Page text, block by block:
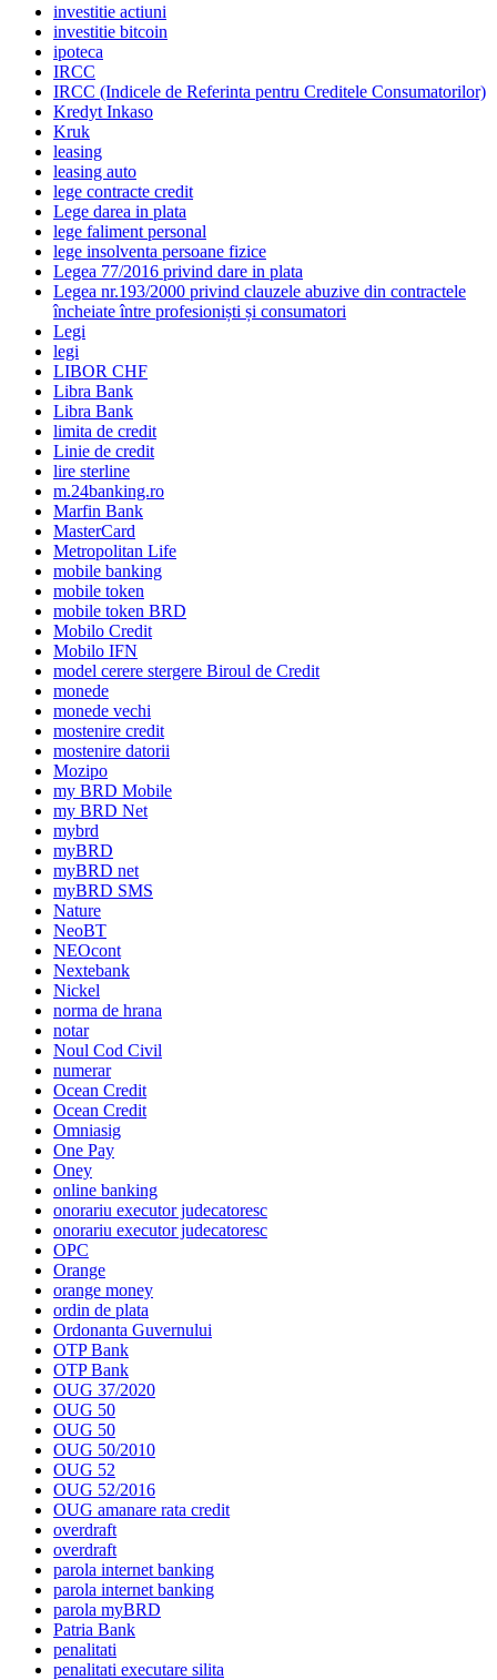
investitie actiuni
investitie bitcoin
ipoteca
IRCC
IRCC (Indicele de Referinta pentru Creditele Consumatorilor)
Kredyt Inkaso
Kruk
leasing
leasing auto
lege contracte credit
Lege darea in plata
lege faliment personal
lege insolventa persoane fizice
Legea 77/2016 privind dare in plata
Legea nr.193/2000 privind clauzele abuzive din contractele
încheiate între profesioniști și consumatori
Legi
legi
LIBOR CHF
Libra Bank
Libra Bank
limita de credit
Linie de credit
lire sterline
m.24banking.ro
Marfin Bank
MasterCard
Metropolitan Life
mobile banking
mobile token
mobile token BRD
Mobilo Credit
Mobilo IFN
model cerere stergere Biroul de Credit
monede
monede vechi
mostenire credit
mostenire datorii
Mozipo
my BRD Mobile
my BRD Net
mybrd
myBRD
myBRD net
myBRD SMS
Nature
NeoBT
NEOcont
Nextebank
Nickel
norma de hrana
notar
Noul Cod Civil
numerar
Ocean Credit
Ocean Credit
Omniasig
One Pay
Oney
online banking
onorariu executor judecatoresc
onorariu executor judecatoresc
OPC
Orange
orange money
ordin de plata
Ordonanta Guvernului
OTP Bank
OTP Bank
OUG 37/2020
OUG 50
OUG 50
OUG 50/2010
OUG 52
OUG 52/2016
OUG amanare rata credit
overdraft
overdraft
parola internet banking
parola internet banking
parola myBRD
Patria Bank
penalitati
penalitati executare silita